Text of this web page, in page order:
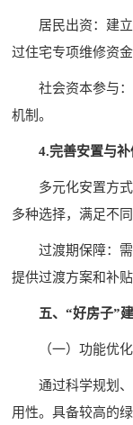
居民出资：建
过住宅专项维修资
社会资本参与
机制。
4.完善安置与
多元化安置方
多种选择，满足不同
过渡期保障：
提供过渡方案和补贴
五、“好房子”
（一）功能优
通过科学规划
用性。具备较高的